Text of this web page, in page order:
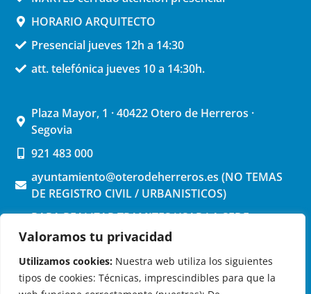
Valoramos tu privacidad
Utilizamos cookies: Nuestra web utiliza los siguientes
tipos de cookies: Técnicas, imprescindibles para que la
HORARIO ARQUITECTO
Presencial jueves 12h a 14:30
att. telefónica jueves 10 a 14:30h.
Plaza Mayor, 1 · 40422 Otero de Herreros ·
Segovia
921 483 000
ayuntamiento@oterodeherreros.es (NO TEMAS
DE REGISTRO CIVIL / URBANISTICOS)
PARA REALIZAR TRAMITES USAR LA SEDE
ELECTRONICA (pinchar aquí)